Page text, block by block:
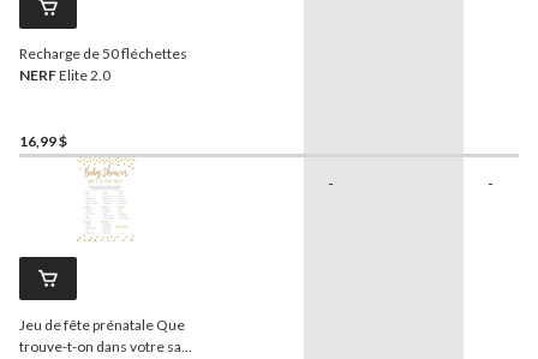
Recharge de 50 fléchettes
NERFElite 2.0
16,99 $
Jeu de fête prénatale Que
trouve-t-on dans votre sac
- -